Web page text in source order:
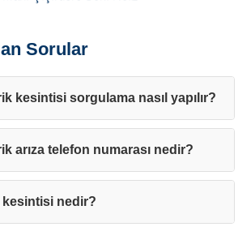
Sorular
kesintisi sorgulama nasıl yapılır?
arıza telefon numarası nedir?
kesintisi nedir?